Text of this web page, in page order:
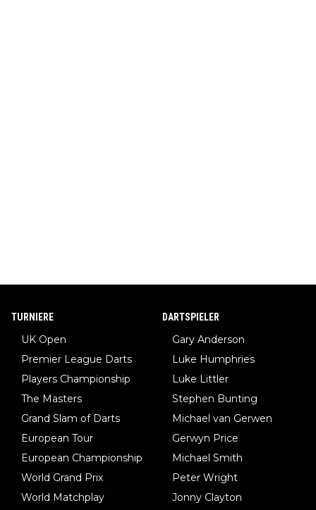
TURNIERE
UK Open
Premier League Darts
Players Championship
The Masters
Grand Slam of Darts
European Tour
European Championship
World Grand Prix
World Matchplay
DARTSPIELER
Gary Anderson
Luke Humphries
Luke Littler
Stephen Bunting
Michael van Gerwen
Gerwyn Price
Michael Smith
Peter Wright
Jonny Clayton